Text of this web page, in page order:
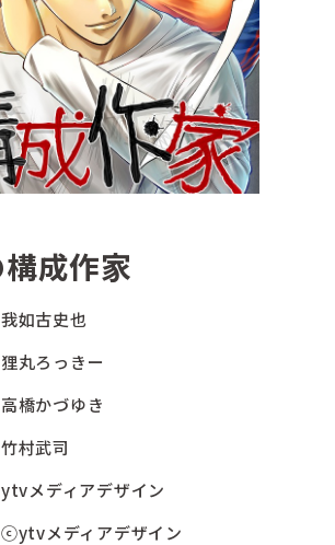
成作家
我如古史也
狸丸ろっきー
高橋かづゆき
竹村武司
ytvメディアデザイン
ⓒytvメディアデザイン